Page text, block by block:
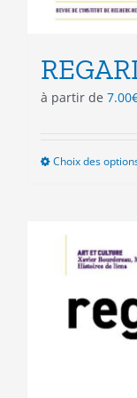
à partir de 7.00
Choix des